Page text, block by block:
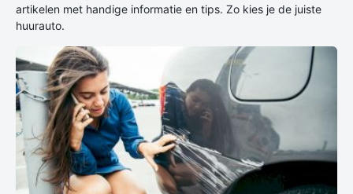
artikelen met handige informatie en tips. Zo kies je de juiste
huurauto.